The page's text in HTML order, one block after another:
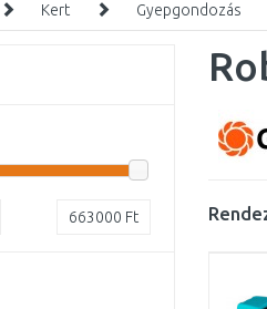
Kert Gyepgondozás
663000 Ft